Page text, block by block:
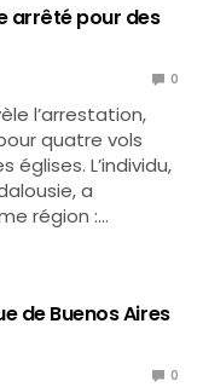
arrêté pour des
0
l’arrestation,
quatre vols
L’individu,
a
région :…
de Buenos Aires
0